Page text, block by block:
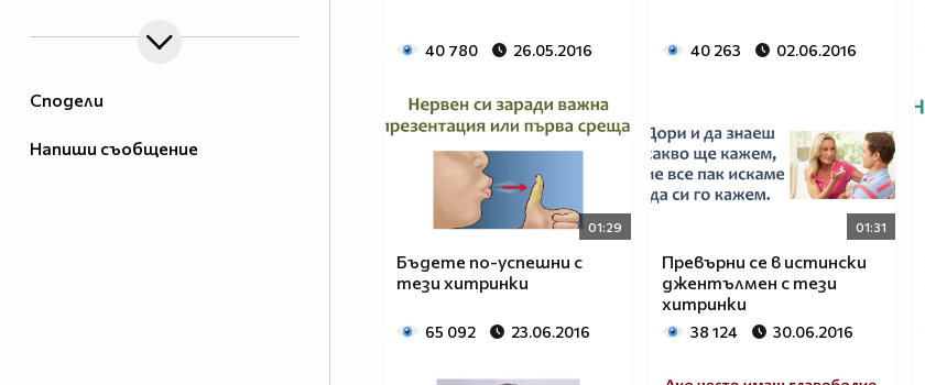
Сподели
Напиши съобщение
40 780 26.05.2016 40 263 02.06.2016
01:29
Бъдете по-успешни с
тези хитринки
65 092 23.06.2016
01:31
Превърни се в истински
джентълмен с тези
хитринки
38 124 30.06.2016